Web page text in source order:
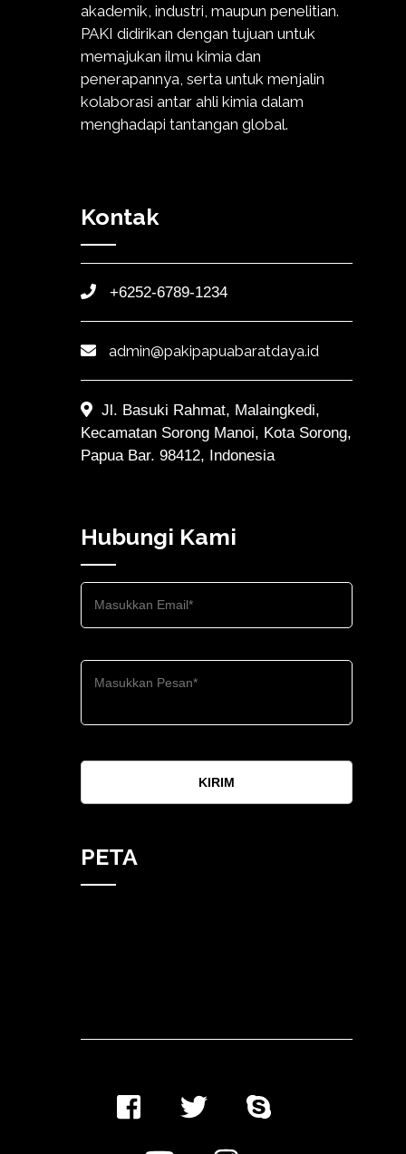
akademik, industri, maupun penelitian.
PAKI didirikan dengan tujuan untuk
memajukan ilmu kimia dan
penerapannya, serta untuk menjalin
kolaborasi antar ahli kimia dalam
menghadapi tantangan global.
Kontak
+6252-6789-1234
admin@pakipapuabaratdaya.id
Jl. Basuki Rahmat, Malaingkedi,
Kecamatan Sorong Manoi, Kota Sorong,
Papua Bar. 98412, Indonesia
Hubungi Kami
KIRIM
PETA